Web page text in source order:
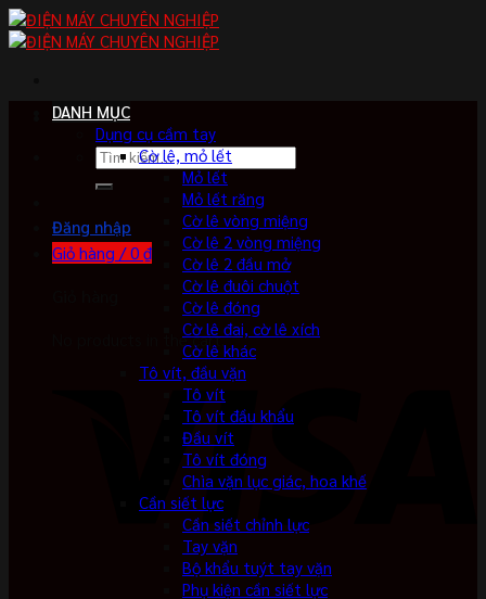
Skip
to
Tìm
kiếm:
Đăng nhập
Giỏ hàng /0 ₫
No products in the cart.
DANH MỤC
Dụng cụ cầm tay
Cờ lê, mỏ lết
Mỏ lết
Mỏ lết răng
Cờ lê vòng miệng
Cờ lê 2 vòng miệng
Cờ lê 2 đầu mở
Cờ lê đuôi chuột
Cờ lê đóng
Cờ lê đai, cờ lê xích
Cờ lê khác
Tô vít, đầu vặn
Tô vít
Tô vít đầu khẩu
Đầu vít
Tô vít đóng
Chìa vặn lục giác, hoa khế
Cần siết lực
Cần siết chỉnh lực
Tay vặn
Bộ khẩu tuýt tay vặn
Phụ kiện cần siết lực